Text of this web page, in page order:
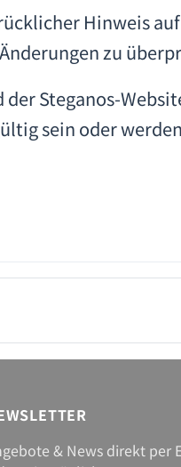
Hinweis
zu
Steganos-
sein oder
& News direkt per